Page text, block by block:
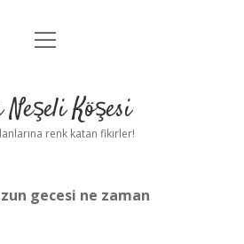
Anasayfa
Yasal Uyarı
menüyü
Köşesi
renk katan fikirler!
gecesi ne zaman